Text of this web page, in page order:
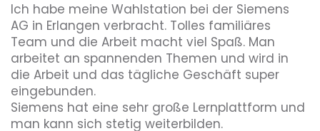
Ich habe meine Wahlstation bei der Siemens
AG in Erlangen verbracht. Tolles familiäres
Team und die Arbeit macht viel Spaß. Man
arbeitet an spannenden Themen und wird in
die Arbeit und das tägliche Geschäft super
eingebunden.
Siemens hat eine sehr große Lernplattform und
man kann sich stetig weiterbilden.